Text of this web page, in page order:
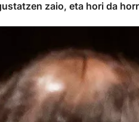
zaio, eta hori da